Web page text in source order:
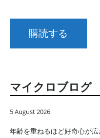
マイクロブログ
5 August 2026
年齢を重ねるほど好奇心が